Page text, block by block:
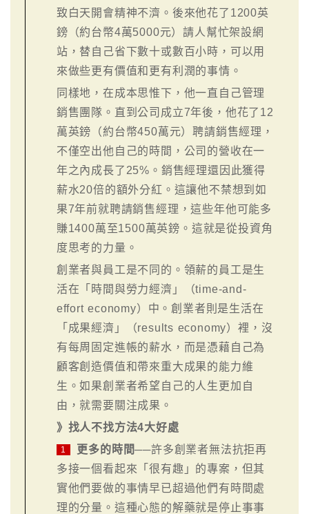
致白天開會精神不濟。後來他花了1200英
鎊（約台幣4萬5000元）請人幫忙架設網
站，替自己省下數十或數百小時，可以用
來做些更有價值和更有利潤的事情。
同樣地，在成本思惟下，他一直自己管理
銷售團隊。直到公司成立7年後，他花了12
萬英鎊（約台幣450萬元）聘請銷售經理，
不僅空出他自己的時間，公司的營收在一
年之內成長了25%。銷售經理還因此獲得
薪水20倍的額外分紅。這讓他不禁想到如
果7年前就聘請銷售經理，這些年他可能多
賺1400萬至1500萬英鎊。這就是從投資角
度思考的力量。
創業者與員工是不同的。領薪的員工是生
活在「時間與勞力經濟」（time-and-
effort economy）中。創業者則是生活在
「成果經濟」（results economy）裡，沒
有每周固定進帳的薪水，而是憑藉自己為
顧客創造價值和帶來重大成果的能力維
生。如果創業者希望自己的人生更加自
由，就需要關注成果。
》找人不找方法4大好處
1 更多的時間──許多創業者無法抗拒再
多接一個看起來「很有趣」的專案，但其
實他們要做的事情早已超過他們有時間處
理的分量。這種心態的解藥就是停止事事